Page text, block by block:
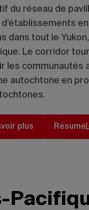
du réseau de
d’établissements
dans tout le
Le corridor
les communautés
autochtone en
plus Résumé